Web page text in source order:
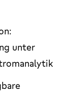
:
unter